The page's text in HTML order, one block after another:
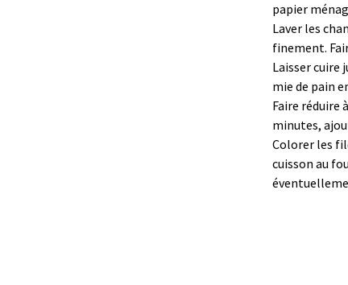
papier
Laver les
finement.
Laisser cuire
mie de pain
Faire réduire
minutes,
Colorer les
cuisson au